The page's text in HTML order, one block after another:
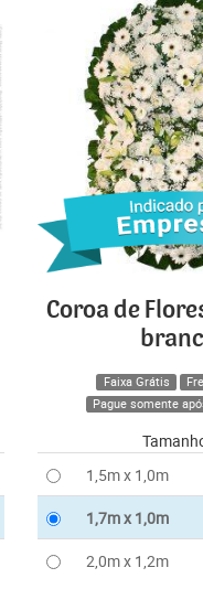
Coroa de
Faixa Grátis
Pague somente
1,5m x 1,0m
1,7m x 1,0m
2,0m x 1,2m